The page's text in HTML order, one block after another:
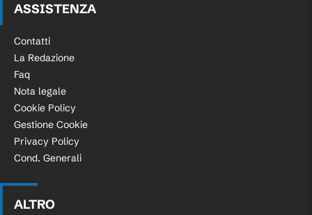
ASSISTENZA
Contatti
La Redazione
Faq
Nota legale
Cookie Policy
Gestione Cookie
Privacy Policy
Cond. Generali
ALTRO